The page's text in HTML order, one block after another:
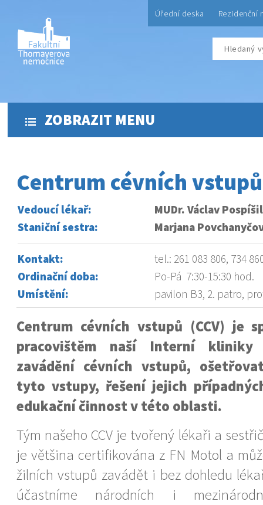
Úřední deska Rezidenční
ZOBRAZIT MENU
Centrum cévních vstupů
Vedoucí lékař:
MUDr. Václav Pospíšil
Staniční sestra:
Marjana
Kontakt:
tel.: 261 083 806, 734
Ordinační doba:
Po-Pá 7:30-15:30 hod.
Umístění:
pavilon B3, 2. patro,
Centrum cévních vstupů (CCV) je
pracovištěm naší Interní kliniky
zavádění cévních vstupů,
tyto vstupy, řešení jejich
edukační činnost v této oblasti.
Tým našeho CCV je tvořený lékaři a
je většina certifikována z FN Motol a
žilních vstupů zavádět i bez dohledu
účastníme národních i